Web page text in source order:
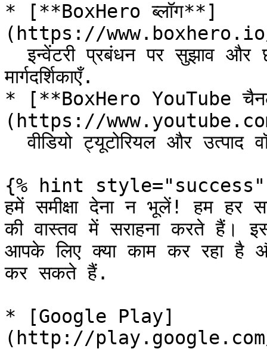
* [**BoxHero ब्लॉग**]
(https://
  इन्वेंटरी प्रबंधन पर सुझाव और छोटे व्यवसायों के लिए व्यावहारिक
मार्गदर्शिकाएँ.
* [**BoxHero YouTube
(https://
  वीडियो ट्यूटोरियल और उत्पाद वॉकथ्रू.
{% hint style="success"
हमें समीक्षा देना न भूलें! हम हर
की वास्तव में सराहना करते हैं।
आपके लिए क्या काम कर रहा है
कर सकते हैं.
* [Google Play]
(http://